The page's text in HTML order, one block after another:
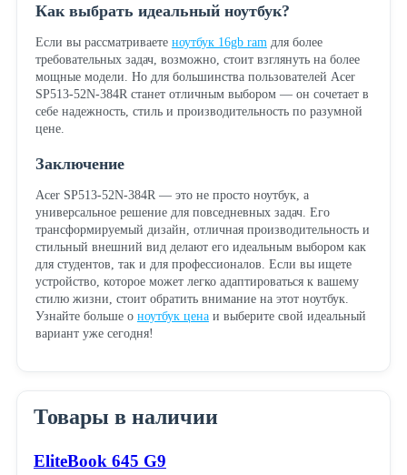
Как выбрать идеальный ноутбук?
Если вы рассматриваете ноутбук 16gb ram для более
требовательных задач, возможно, стоит взглянуть на более
мощные модели. Но для большинства пользователей Acer
SP513-52N-384R станет отличным выбором — он сочетает в
себе надежность, стиль и производительность по разумной
цене.
Заключение
Acer SP513-52N-384R — это не просто ноутбук, а
универсальное решение для повседневных задач. Его
трансформируемый дизайн, отличная производительность и
стильный внешний вид делают его идеальным выбором как
для студентов, так и для профессионалов. Если вы ищете
устройство, которое может легко адаптироваться к вашему
стилю жизни, стоит обратить внимание на этот ноутбук.
Узнайте больше о ноутбук ценаи выберите свой идеальный
вариант уже сегодня!
Товары в наличии
EliteBook 645 G9